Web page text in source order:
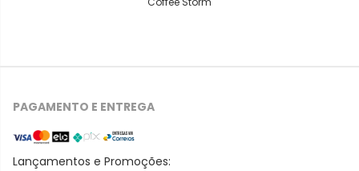
PAGAMENTO E ENTREGA
Lançamentos e Promoções: